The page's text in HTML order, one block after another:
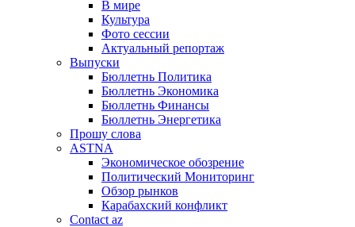
В мире
Культура
Фото сессии
Актуальный репортаж
Выпуски
Бюллетнь Политика
Бюллетнь Экономика
Бюллетнь Финансы
Бюллетнь Энергетика
Прошу слова
ASTNA
Экономическое обозрение
Политический Мониторинг
Обзор рынков
Карабахский конфликт
Contact az